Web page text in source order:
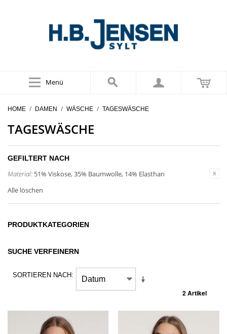
Menü
HOME / DAMEN / WÄSCHE / TAGESWÄSCHE
TAGESWÄSCHE
GEFILTERT NACH
Material: 51% Viskose, 35% Baumwolle, 14% Elasthan
Alle löschen
PRODUKTKATEGORIEN
SUCHE VERFEINERN
SORTIEREN NACH
2 Artikel